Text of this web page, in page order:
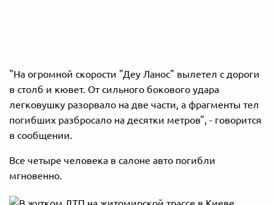
"На огромной скорости "Деу Ланос" вылетел с дороги
в столб и кювет. От сильного бокового удара
легковушку разорвало на две части, а фрагменты тел
погибших разбросало на десятки метров", - говорится
в сообщении.
Все четыре человека в салоне авто погибли
мгновенно.